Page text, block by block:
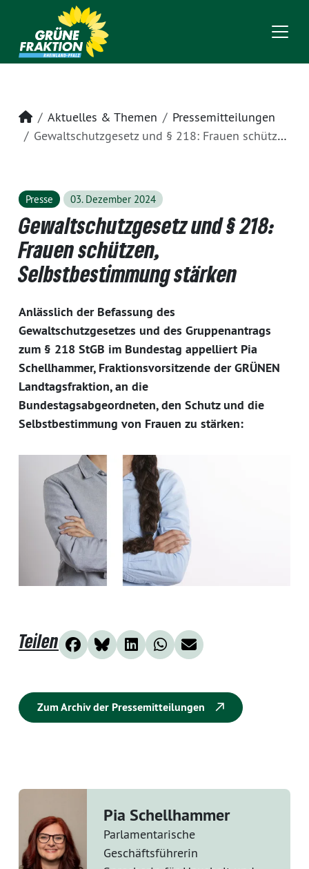
Startseite
Aktuelles & Themen
Pressemitteilungen
Gewaltschutzgesetz und § 218: Frauen schützen, Selbstbestimmung stärken
Presse 03. Dezember 2024
Gewaltschutzgesetz und § 218:
Frauen schützen,
Selbstbestimmung stärken
Anlässlich der Befassung des
Gewaltschutzgesetzes und des Gruppenantrags
zum § 218 StGB im Bundestag appelliert Pia
Schellhammer, Fraktionsvorsitzende der GRÜNEN
Landtagsfraktion, an die
Bundestagsabgeordneten, den Schutz und die
Selbstbestimmung von Frauen zu stärken:
Teilen
Zum Archiv der Pressemitteilungen
Pia Schellhammer
Parlamentarische
Geschäftsführerin